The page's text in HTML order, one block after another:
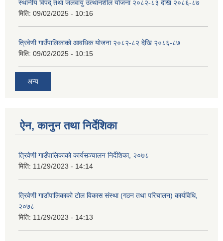
स्थानीय विपद् तथा जलवायु उत्थानशील योजना २०८२-८३ देखि २०८६-८७
मिति: 09/02/2025 - 10:16
त्रिवेणी गाउँपालिकाको आवधिक योजना २०८२-८२ देखि २०८६-८७
मिति: 09/02/2025 - 10:15
अन्य
ऐन, कानुन तथा निर्देशिका
त्रिवेणी गाउँपालिकाको कार्यसञ्चालन निर्देशिका, २०७८
मिति: 11/29/2023 - 14:14
त्रिवेणी गाउॉपालिकाको टोल विकास संस्था (गठन तथा परिचालन) कार्यविधि,
२०७८
मिति: 11/29/2023 - 14:13